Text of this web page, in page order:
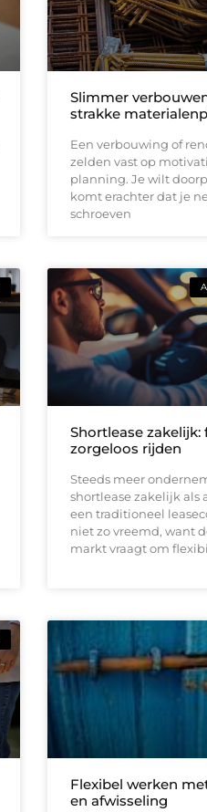
Slimmer
strakke
Een verbouwing of
zelden vast op
planning. Je wilt
komt erachter dat je
schroeven
Shortlease zakelijk:
zorgeloos rijden
Steeds meer
shortlease zakelijk als
een traditioneel
niet zo vreemd, want
markt vraagt om
Flexibel werken
en afwisseling